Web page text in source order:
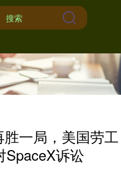
一局，美国劳工
SpaceX诉讼